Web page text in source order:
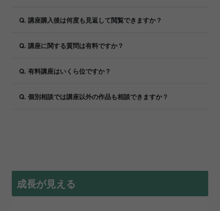
Q. 講座購入後は何度も見返して閲覧できますか？
Q. 講座に関する質問は有料ですか？
Q. 有料講座はいくら位ですか？
Q. 個別相談では講座以外の作品も相談できますか？
成長が見える